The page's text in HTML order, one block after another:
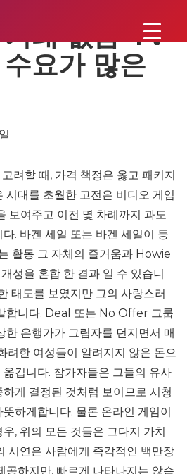
래 없음-TV
요가 많은
려할 때, 가격 책정은 옳고 패키지
시대를 초월한 고전은 비디오 게임
보여주고 이전 몇 차례까지 과도
. 바겐 세일 또는 바겐 세일이 등
활동 그 자체의 즐거움과 Howie
성을 혼합 한 결과 일 수 있습니
태도를 보였지만 그의 사랑스러
합니다. Deal 또는 No Offer 그룹
한 은행가가 그림자를 던지면서 매
려한 여성들이 알려지지 않은 돈으
깁니다. 참가자들은 그들의 유사
게 결정된 것처럼 보이므로 시청
하게합니다. 물론 온라인 게임이
, 위의 모든 것들은 그다지 가치
시연은 사람에게 즉각적인 백만장
공하지만, 빠르게 나타나지는 않습